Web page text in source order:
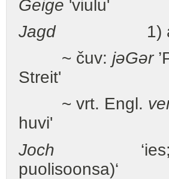
Geige 'viulu'
Jagd1)
~ čuv: jəGər
Streit'
~ vrt. Engl.
huvi'
Joch ‘ies;
puolisoonsa)‘